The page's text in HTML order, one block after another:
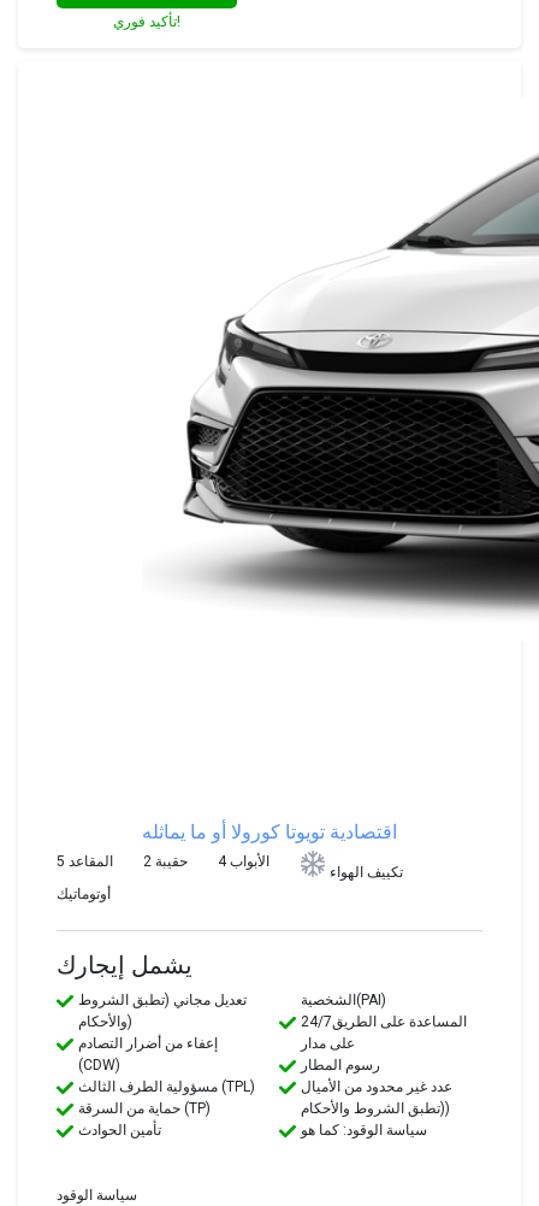
تأكيد فوري!
اقتصادية تويوتا كورولا أو ما يماثله
5 المقاعد 2 حقيبة 4 الأبواب
تكييف الهواء
أوتوماتيك
يشمل إيجارك
تعديل مجاني (تطبق الشروط
والأحكام)
إعفاء من أضرار التصادم
(CDW)
مسؤولية الطرف الثالث (TPL)
حماية من السرقة (TP)
تأمين الحوادث
الشخصية(PAI)
24/7المساعدة على الطريق
على مدار
رسوم المطار
عدد غير محدود من الأميال
(تطبق الشروط والأحكام)
سياسة الوقود: كما هو
سياسة الوقود